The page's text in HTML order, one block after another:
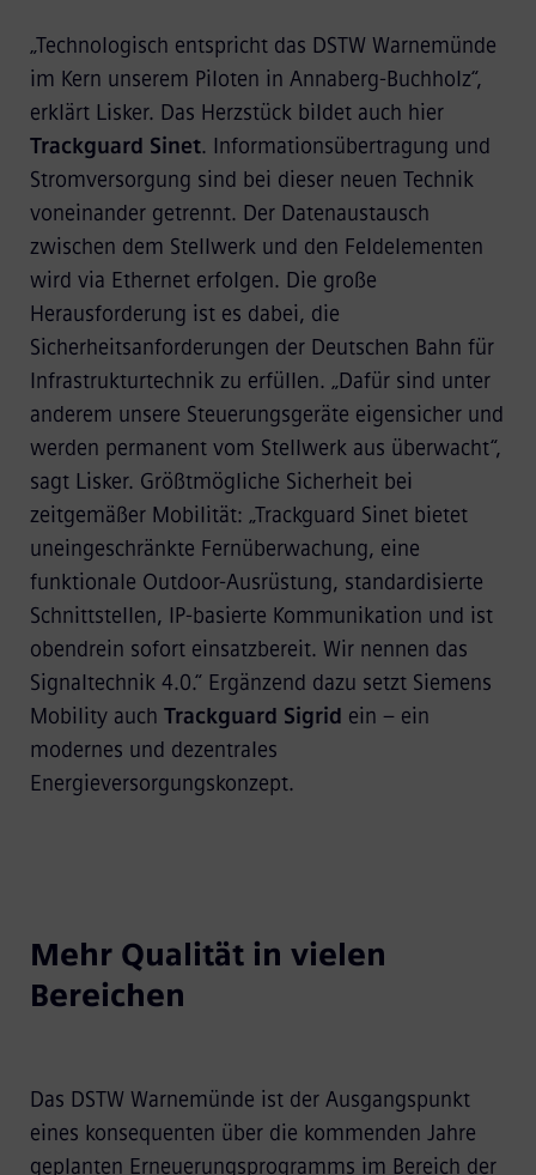
„Technologisch entspricht das DSTW Warnemünde
im Kern unserem Piloten in Annaberg-Buchholz“,
erklärt Lisker. Das Herzstück bildet auch hier
Trackguard Sinet. Informationsübertragung und
Stromversorgung sind bei dieser neuen Technik
voneinander getrennt. Der Datenaustausch
zwischen dem Stellwerk und den Feldelementen
wird via Ethernet erfolgen. Die große
Herausforderung ist es dabei, die
Sicherheitsanforderungen der Deutschen Bahn für
Infrastrukturtechnik zu erfüllen. „Dafür sind unter
anderem unsere Steuerungsgeräte eigensicher und
werden permanent vom Stellwerk aus überwacht“,
sagt Lisker. Größtmögliche Sicherheit bei
zeitgemäßer Mobilität: „Trackguard Sinet bietet
uneingeschränkte Fernüberwachung, eine
funktionale Outdoor-Ausrüstung, standardisierte
Schnittstellen, IP-basierte Kommunikation und ist
obendrein sofort einsatzbereit. Wir nennen das
Signaltechnik 4.0.“ Ergänzend dazu setzt Siemens
Mobility auch Trackguard Sigrid ein – ein
modernes und dezentrales
Energieversorgungskonzept.
Mehr Qualität in vielen
Bereichen
Das DSTW Warnemünde ist der Ausgangspunkt
eines konsequenten über die kommenden Jahre
geplanten Erneuerungsprogramms im Bereich der